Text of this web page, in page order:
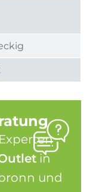
in
und